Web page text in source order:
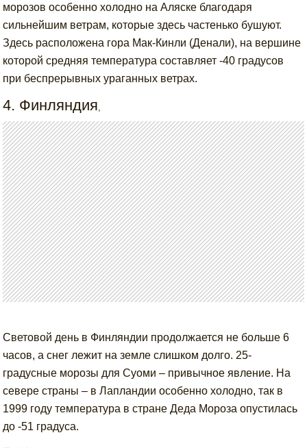
морозов особенно холодно на Аляске благодаря
сильнейшим ветрам, которые здесь частенько бушуют.
Здесь расположена гора Мак-Кинли (Денали), на вершине
которой средняя температура составляет -40 градусов
при беспрерывных ураганных ветрах.
4. Финляндия,
Световой день в Финляндии продолжается не больше 6
часов, а снег лежит на земле слишком долго. 25-
градусные морозы для Суоми – привычное явление. На
севере страны – в Лапландии особенно холодно, так в
1999 году температура в стране Деда Мороза опустилась
до -51 градуса.